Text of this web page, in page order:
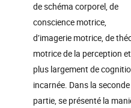
de schéma corporel, de
conscience motrice,
d’imagerie motrice, de
motrice de la perception et
plus largement de
incarnée. Dans la seconde
partie, se présenté la